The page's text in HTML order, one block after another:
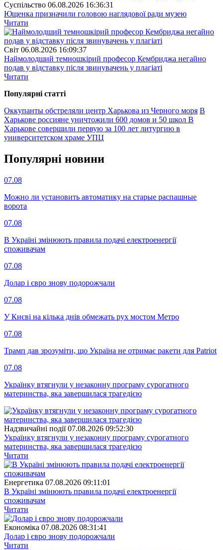
Суспiльство 06.08.2026 16:36:31
Ющенка призначили головою наглядової ради музею
Читати
Свiт 06.08.2026 16:09:37
Наймолодший темношкірий професор Кембриджа негайно
подав у відставку після звинувачень у плагіаті
Читати
Популярнi статтi
Оккупанты обстреляли центр Харькова из Черного моря В
Харькове россияне уничтожили 600 домов и 50 школ В
Харькове совершили первую за 100 лет литургию в
университетском храме УПЦ
Популярнi новини
07.08
Можно ли установить автоматику на старые распашные
ворота
07.08
В Україні змінюють правила подачі електроенергії
споживачам
07.08
Долар і євро знову подорожчали
07.08
У Києві на кілька днів обмежать рух мостом Метро
07.08
Трамп дав зрозуміти, що Україна не отримає ракети для Patriot
07.08
Українку втягнули у незаконну програму сурогатного
материнства, яка завершилася трагедією
Надзвичайні події 07.08.2026 09:52:30
Українку втягнули у незаконну програму сурогатного
материнства, яка завершилася трагедією
Читати
Енергетика 07.08.2026 09:11:01
В Україні змінюють правила подачі електроенергії
споживачам
Читати
Економіка 07.08.2026 08:31:41
Долар і євро знову подорожчали
Читати